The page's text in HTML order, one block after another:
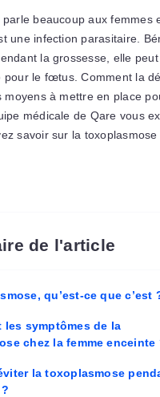
beaucoup aux femmes
une infection parasitaire.
la grossesse, elle peut
pour le fœtus. Comment la
moyens à mettre en place
médicale de Qare vous
savoir sur la toxoplasmose
de l'article
qu’est-ce que c’est
les symptômes de la
chez la femme enceinte
la toxoplasmose